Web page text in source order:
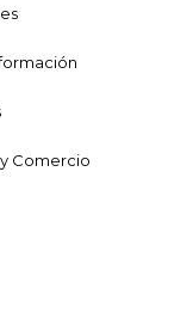
Comercio